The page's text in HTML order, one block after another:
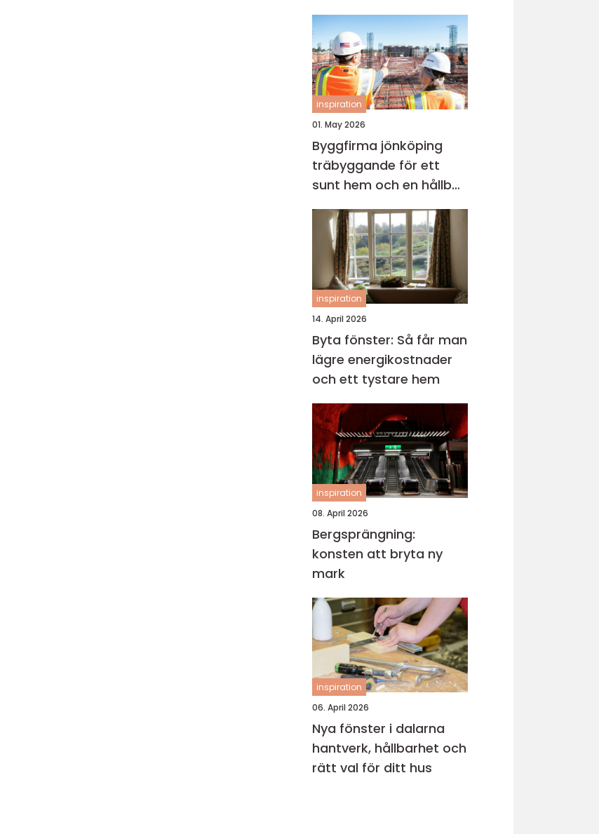
inspiration
01. May 2026
Byggfirma jönköping
träbyggande för ett
sunt hem och en hållbar
framtid
inspiration
14. April 2026
Byta fönster: Så får man
lägre energikostnader
och ett tystare hem
inspiration
08. April 2026
Bergsprängning:
konsten att bryta ny
mark
inspiration
06. April 2026
Nya fönster i dalarna
hantverk, hållbarhet och
rätt val för ditt hus